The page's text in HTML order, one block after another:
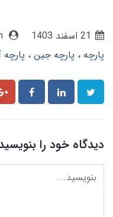
پارچه
پارچه جین پارچه
دیدگاه خود را